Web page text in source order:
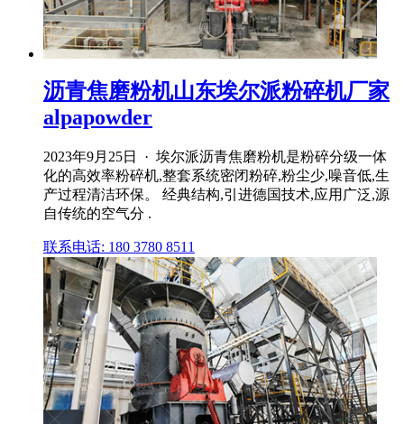
沥青焦磨粉机山东埃尔派粉碎机厂家
alpapowder
2023年9月25日 · 埃尔派沥青焦磨粉机是粉碎分级一体
化的高效率粉碎机,整套系统密闭粉碎,粉尘少,噪音低,生
产过程清洁环保。 经典结构,引进德国技术,应用广泛,源
自传统的空气分 .
联系电话: 180 3780 8511